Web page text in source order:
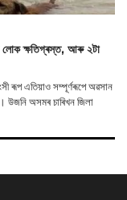
লোক ক্ষতিগ্ৰস্ত, আৰু ২টা
ৰূপ এতিয়াও সম্পূৰ্ণৰূপে অৱসান
উজনি অসমৰ চাৰিখন জিলা